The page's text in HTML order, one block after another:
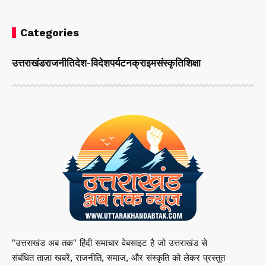
Categories
उत्तराखंडराजनीतिदेश-विदेशपर्यटनक्राइमसंस्कृतिशिक्षा
"उत्तराखंड अब तक" हिंदी समाचार वेबसाइट है जो उत्तराखंड से
संबंधित ताज़ा खबरें, राजनीति, समाज, और संस्कृति को लेकर प्रस्तुत